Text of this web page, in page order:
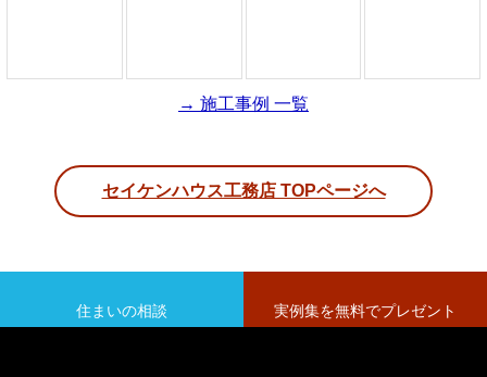
→ 施工事例 一覧
セイケンハウス工務店 TOPページへ
住まいの相談 実例集を無料でプレゼント